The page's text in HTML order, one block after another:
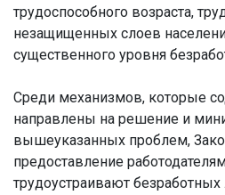
трудоспособного возраста,
незащищенных слоев
существенного уровня
Среди механизмов, которые
направлены на решение и
вышеуказанных проблем,
предоставление
трудоустраивают